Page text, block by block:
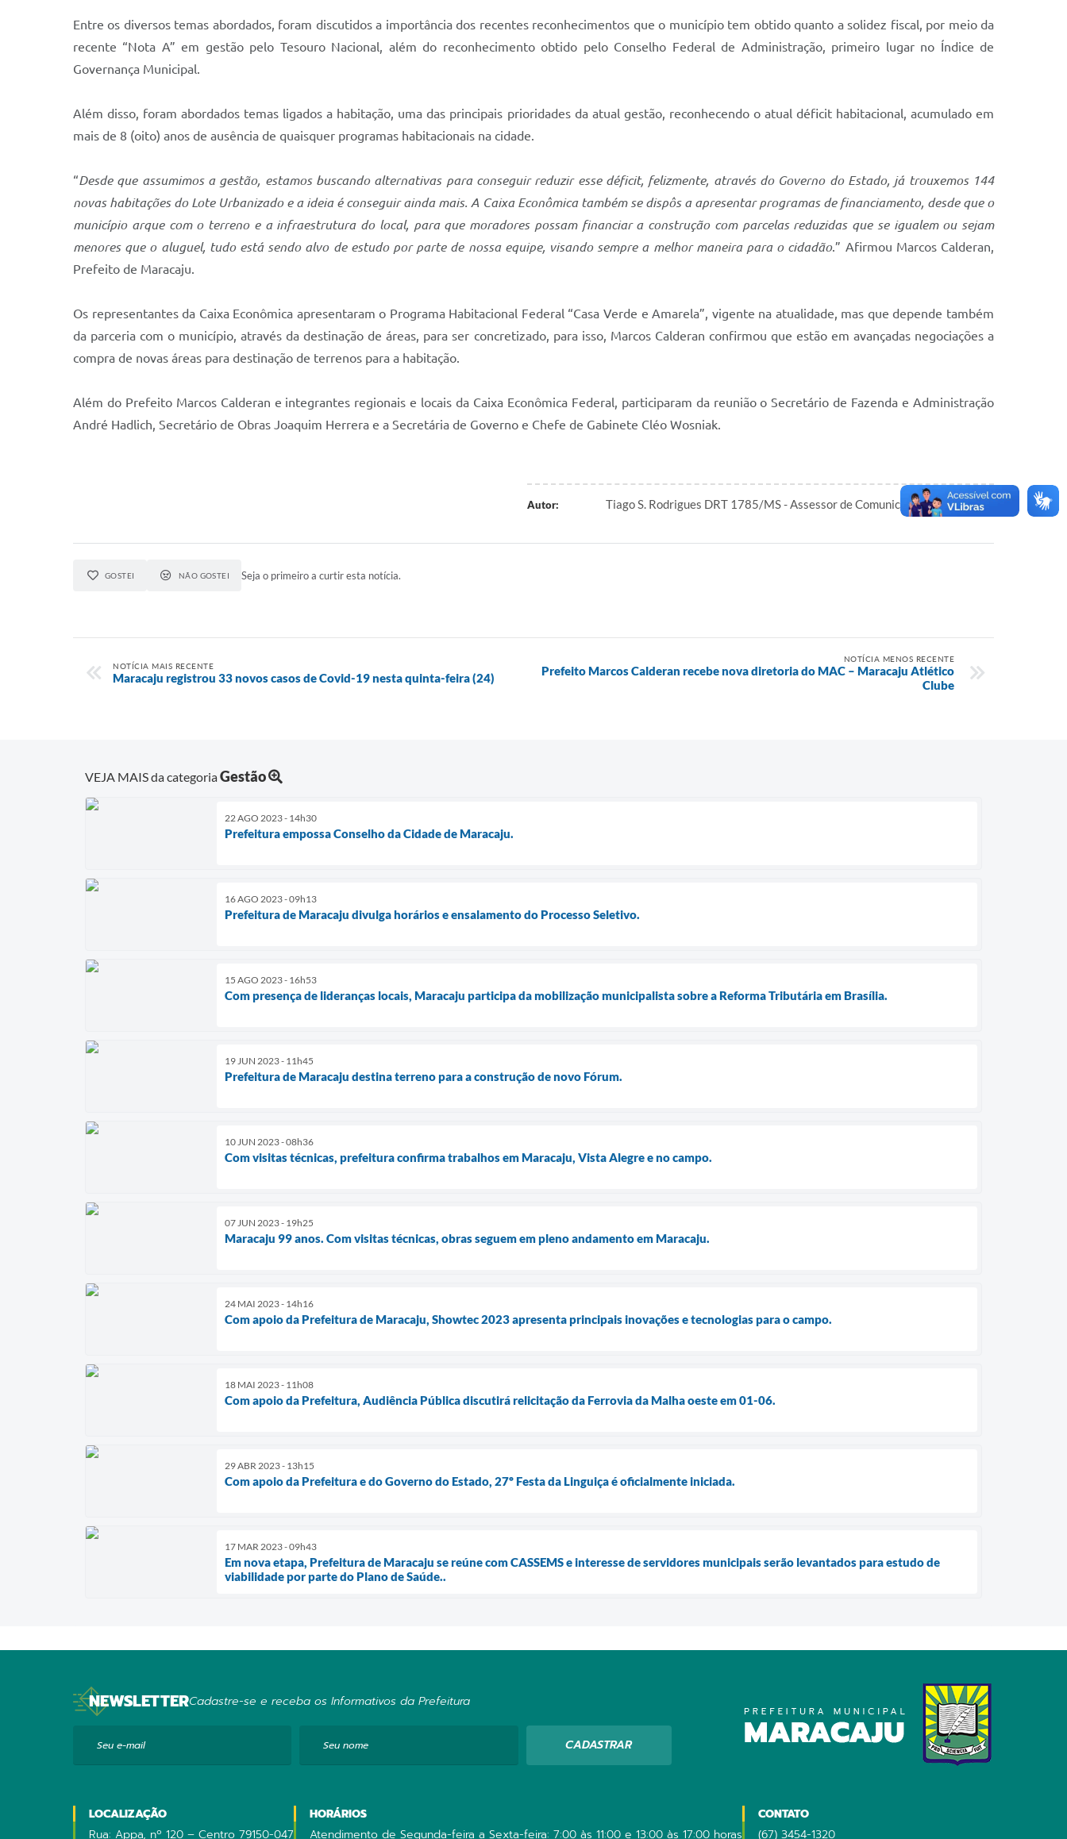
Entre os diversos temas abordados, foram discutidos a importância dos recentes reconhecimentos que o município tem obtido quanto a solidez fiscal, por meio da
recente “Nota A” em gestão pelo Tesouro Nacional, além do reconhecimento obtido pelo Conselho Federal de Administração, primeiro lugar no Índice de
Governança Municipal.
Além disso, foram abordados temas ligados a habitação, uma das principais prioridades da atual gestão, reconhecendo o atual déficit habitacional, acumulado em
mais de 8 (oito) anos de ausência de quaisquer programas habitacionais na cidade.
“Desde que assumimos a gestão, estamos buscando alternativas para conseguir reduzir esse déficit, felizmente, através do Governo do Estado, já trouxemos 144
novas habitações do Lote Urbanizado e a ideia é conseguir ainda mais. A Caixa Econômica também se dispôs a apresentar programas de financiamento, desde que o
município arque com o terreno e a infraestrutura do local, para que moradores possam financiar a construção com parcelas reduzidas que se igualem ou sejam
menores que o aluguel, tudo está sendo alvo de estudo por parte de nossa equipe, visando sempre a melhor maneira para o cidadão.” Afirmou Marcos Calderan,
Prefeito de Maracaju.
Os representantes da Caixa Econômica apresentaram o Programa Habitacional Federal “Casa Verde e Amarela”, vigente na atualidade, mas que depende também
da parceria com o município, através da destinação de áreas, para ser concretizado, para isso, Marcos Calderan confirmou que estão em avançadas negociações a
compra de novas áreas para destinação de terrenos para a habitação.
Além do Prefeito Marcos Calderan e integrantes regionais e locais da Caixa Econômica Federal, participaram da reunião o Secretário de Fazenda e Administração
André Hadlich, Secretário de Obras Joaquim Herrera e a Secretária de Governo e Chefe de Gabinete Cléo Wosniak.
Autor: Tiago S. Rodrigues DRT 1785/MS - Assessor de Comunicação Responsável
GOSTEI NÃO GOSTEI Seja o primeiro a curtir esta notícia.
NOTÍCIA MAIS RECENTE
Maracaju registrou 33 novos casos de Covid-19 nesta quinta-feira (24)
NOTÍCIA MENOS RECENTE
Prefeito Marcos Calderan recebe nova diretoria do MAC – Maracaju Atlético
Clube
VEJA MAIS da categoriaGestão
22 AGO 2023 - 14h30
Prefeitura empossa Conselho da Cidade de Maracaju.
16 AGO 2023 - 09h13
Prefeitura de Maracaju divulga horários e ensalamento do Processo Seletivo.
15 AGO 2023 - 16h53
Com presença de lideranças locais, Maracaju participa da mobilização municipalista sobre a Reforma Tributária em Brasília.
19 JUN 2023 - 11h45
Prefeitura de Maracaju destina terreno para a construção de novo Fórum.
10 JUN 2023 - 08h36
Com visitas técnicas, prefeitura confirma trabalhos em Maracaju, Vista Alegre e no campo.
07 JUN 2023 - 19h25
Maracaju 99 anos. Com visitas técnicas, obras seguem em pleno andamento em Maracaju.
24 MAI 2023 - 14h16
Com apoio da Prefeitura de Maracaju, Showtec 2023 apresenta principais inovações e tecnologias para o campo.
18 MAI 2023 - 11h08
Com apoio da Prefeitura, Audiência Pública discutirá relicitação da Ferrovia da Malha oeste em 01-06.
29 ABR 2023 - 13h15
Com apoio da Prefeitura e do Governo do Estado, 27º Festa da Linguiça é oficialmente iniciada.
17 MAR 2023 - 09h43
Em nova etapa, Prefeitura de Maracaju se reúne com CASSEMS e interesse de servidores municipais serão levantados para estudo de
viabilidade por parte do Plano de Saúde..
NEWSLETTERCadastre-se e receba os Informativos da Prefeitura
Seu e-mail Seu nome CADASTRAR
LOCALIZAÇÃO
Rua: Appa, nº 120 – Centro 79150-047
HORÁRIOS
Atendimento de Segunda-feira a Sexta-feira: 7:00 às 11:00 e 13:00 às 17:00 horas
CONTATO
(67) 3454-1320